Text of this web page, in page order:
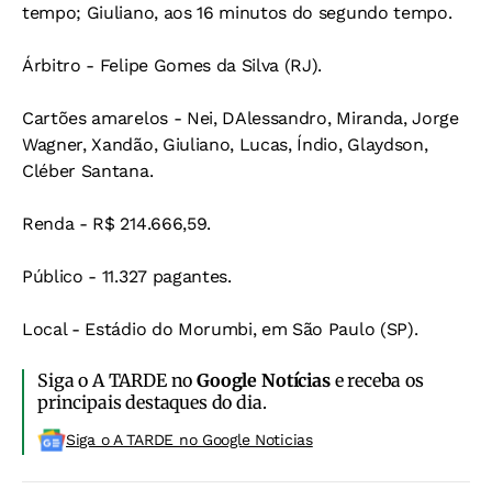
tempo; Giuliano, aos 16 minutos do segundo tempo.
Árbitro - Felipe Gomes da Silva (RJ).
Cartões amarelos - Nei, DAlessandro, Miranda, Jorge
Wagner, Xandão, Giuliano, Lucas, Índio, Glaydson,
Cléber Santana.
Renda - R$ 214.666,59.
Público - 11.327 pagantes.
Local - Estádio do Morumbi, em São Paulo (SP).
Siga o A TARDE noGoogle Notíciase receba os
principais destaques do dia.
Siga o A TARDE no Google Noticias